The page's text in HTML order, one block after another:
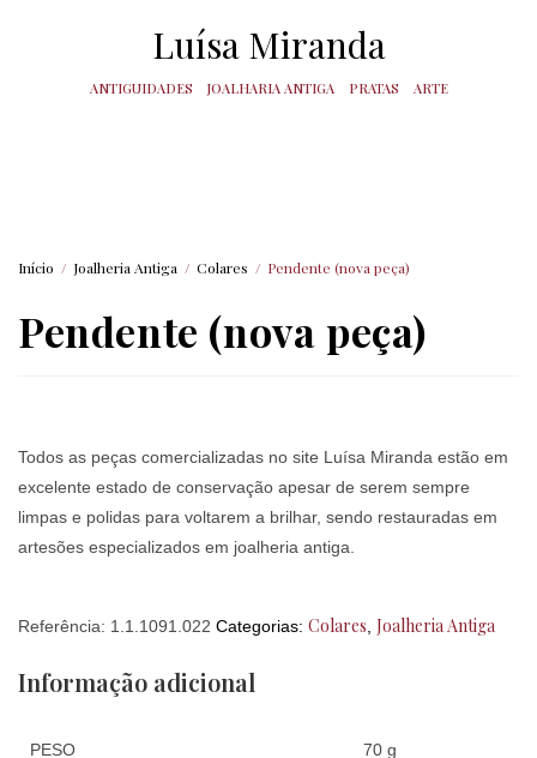
Luísa Miranda
ANTIGUIDADES JOALHARIA ANTIGA PRATAS ARTE
Início / Joalheria Antiga / Colares / Pendente (nova peça)
Pendente (nova peça)
Todos as peças comercializadas no site Luísa Miranda estão em
excelente estado de conservação apesar de serem sempre
limpas e polidas para voltarem a brilhar, sendo restauradas em
artesões especializados em joalheria antiga.
Referência: 1.1.1091.022 Categorias: Colares Joalheria Antiga
Informação adicional
PESO 70 g